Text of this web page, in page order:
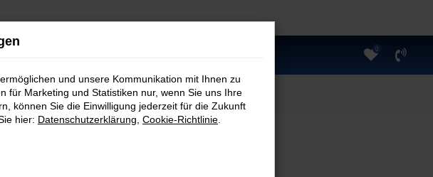
0
und unsere Kommunikation mit Ihnen zu
für Marketing und Statistiken nur, wenn Sie uns Ihre
können Sie die Einwilligung jederzeit für die Zukunft
hier: Datenschutzerklärung Cookie-Richtlinie